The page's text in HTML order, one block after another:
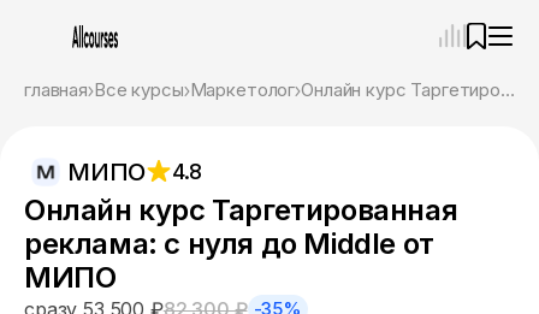
главная Все курсы Маркетолог Онлайн курс Таргетированная реклама: с нуля до Middle от МИПО
МИПО 4.8
Онлайн курс Таргетированная
реклама: с нуля до Middle от
МИПО
сразу 53 500 ₽82 300 ₽ -35%
Привет! Я Ваш карьерный навигатор. Подберу
курсы, которые соответствует именно вашим
целям.
Пожалуйста, ответьте на несколько вопросов,
чтобы начать.
Приступим?